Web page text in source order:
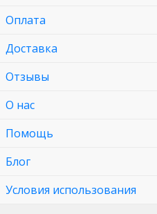
Оплата
Доставка
Отзывы
О нас
Помощь
Блог
Условия использования